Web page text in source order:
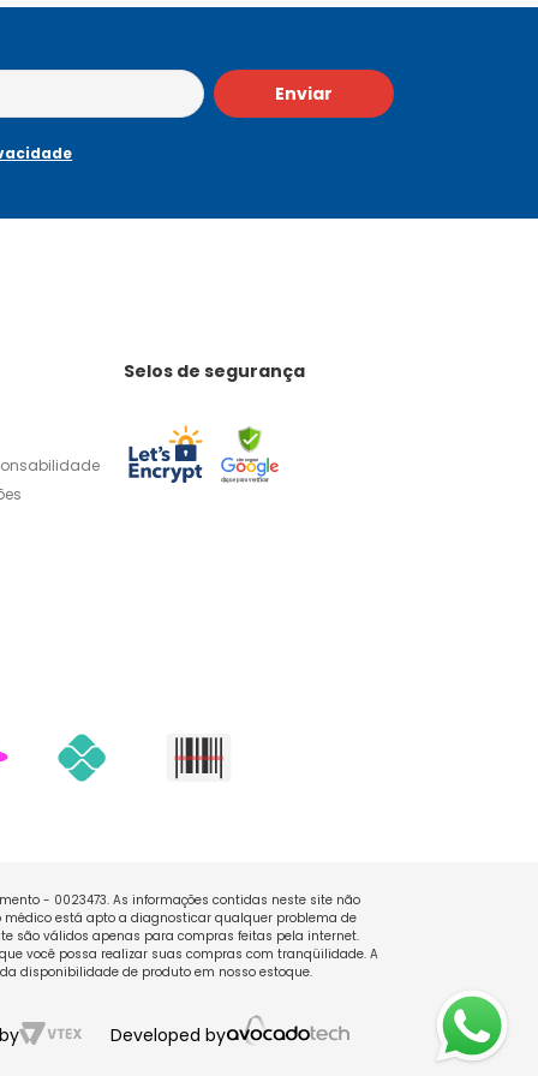
Enviar
Selos de segurança
- 0023473. As informações contidas neste site não
está apto a diagnosticar qualquer problema de
são válidos apenas para compras feitas pela internet.
você possa realizar suas compras com tranqüilidade. A
disponibilidade de produto em nosso estoque.
Developed by